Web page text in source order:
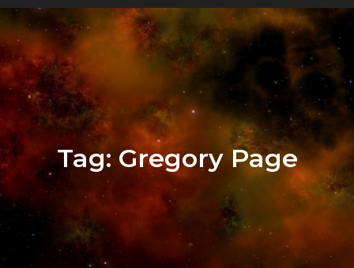
Tag: Gregory Page